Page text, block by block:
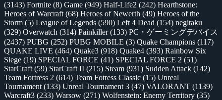
(3143) Fortnite (8) Game (949) Half-Life2 (242) Hearthstone:
Heroes of Warcraft (68) Heroes of Newerth (49) Heroes of the
Storm (5) League of Legends (590) Left 4 Dead (154) negitaku
(329) Overwatch (314) Painkiller(133) PC・ゲーミングデバイス
(2437) PUBG (252) PUBG MOBILE (3) Quake Champions (117)
QUAKE LIVE (464) Quake3 (918) Quake4 (393) Rainbow Six
Siege (19) SPECIAL FORCE (41) SPECIAL FORCE 2 (51)
StarCraft (59) StarCraft II (215) Steam (931) Sudden Attack (142)
Team Fortress 2 (614) Team Fotress Classic (15) Unreal
Tournament (133) Unreal Tournament 3 (47) VALORANT (1139)
Warcraft3 (233) Warsow (271) Wolfenstein: Enemy Territory (35)